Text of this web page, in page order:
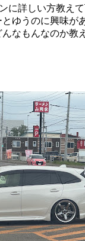
に詳しい方教え
とゆうのに興味が
なもんなのか教